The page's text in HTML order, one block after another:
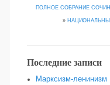
ПОЛНОЕ СОБРАНИЕ
»
Последние записи
Марксизм-ленинизм